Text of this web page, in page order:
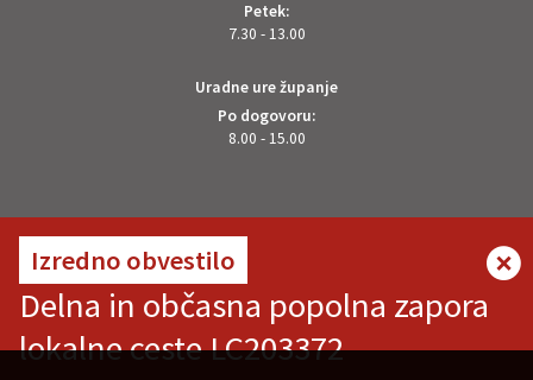
Izredno obvestilo
Delna in občasna popolna zapora
lokalne ceste LC203372
Petek:
7.30 - 13.00
Uradne ure županje
Po dogovoru:
8.00 - 15.00
OSTANITE V STIKU Z NAMI